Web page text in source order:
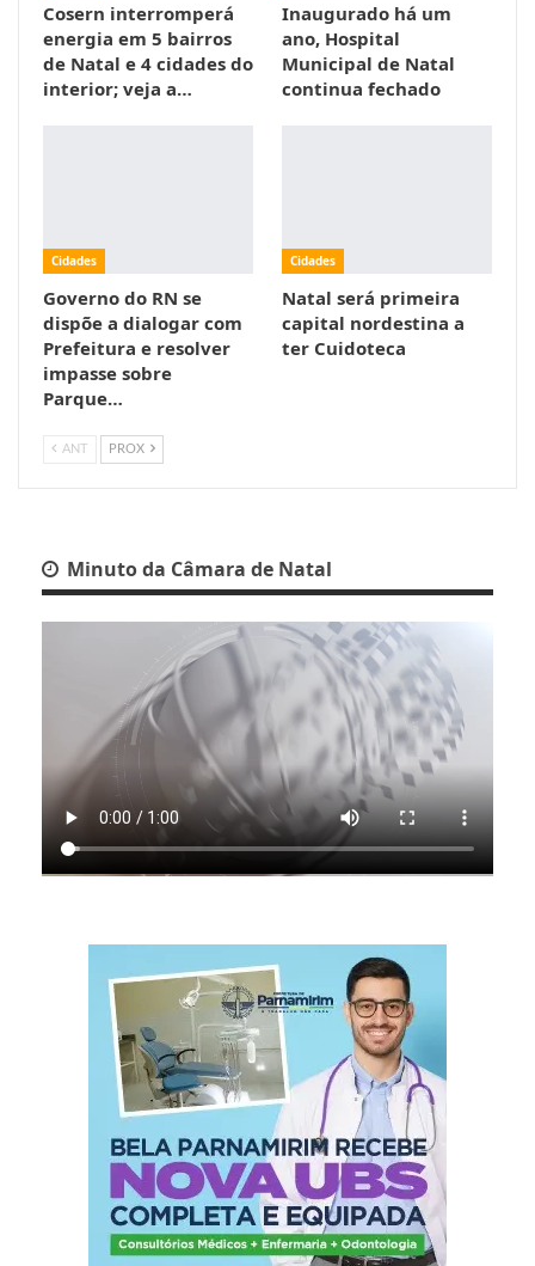
Cosern interromperá
energia em 5 bairros
de Natal e 4 cidades do
interior; veja a…
Inaugurado há um
ano, Hospital
Municipal de Natal
continua fechado
Cidades
Governo do RN se
dispõe a dialogar com
Prefeitura e resolver
impasse sobre
Parque…
Cidades
Natal será primeira
capital nordestina a
ter Cuidoteca
ANT PROX
Minuto da Câmara de Natal